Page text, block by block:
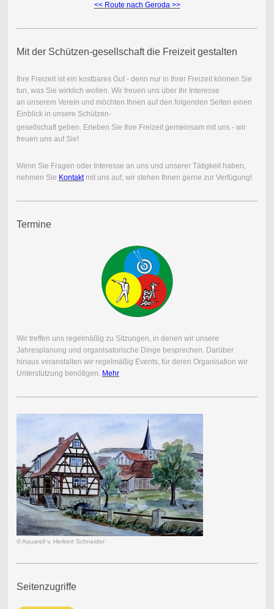
<< Route nach Geroda >>
Mit der Schützen-gesellschaft die Freizeit gestalten
Ihre Freizeit ist ein kostbares Gut - denn nur in Ihrer Freizeit können Sie
tun, was Sie wirklich wollen. Wir freuen uns über Ihr Interesse
an unserem Verein und möchten Ihnen auf den folgenden Seiten einen
Einblick in unsere Schützen-
gesellschaft geben. Erleben Sie Ihre Freizeit gemeinsam mit uns - wir
freuen uns auf Sie!
Wenn Sie Fragen oder Interesse an uns und unserer Tätigkeit haben,
nehmen Sie Kontaktmit uns auf, wir stehen Ihnen gerne zur Verfügung!
Termine
Wir treffen uns regelmäßig zu Sitzungen, in denen wir unsere
Jahresplanung und organisatorische Dinge besprechen. Darüber
hinaus veranstalten wir regelmäßig Events, für deren Organisation wir
Unterstützung benötigen. Mehr
© Aquarell v. Herbert Schneider
Seitenzugriffe